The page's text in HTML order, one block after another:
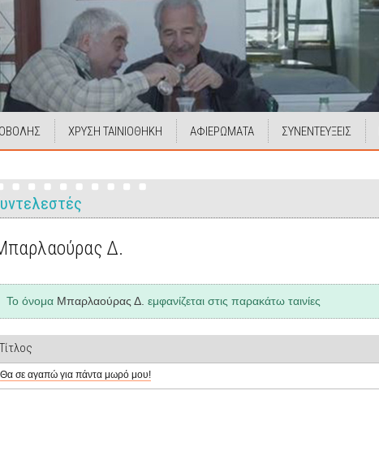
ΧΡΥΣΗ ΤΑΙΝΙΟΘΗΚΗ ΑΦΙΕΡΩΜΑΤΑ ΣΥΝΕΝΤΕΥΞΕΙΣ
Δ.
Το όνομα Μπαρλαούρας Δ. εμφανίζεται στις παρακάτω ταινίες
Τίτλος
Θα σε αγαπώ για πάντα μωρό μου!